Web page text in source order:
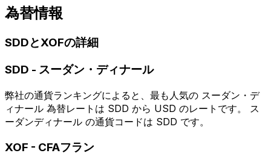
為替情報
SDDとXOFの詳細
SDD - スーダン・ディナール
弊社の通貨ランキングによると、最も人気の スーダン・デ
ィナール 為替レートは SDD から USD のレートです。 ス
ーダンディナール の通貨コードは SDD です。
XOF - CFAフラン